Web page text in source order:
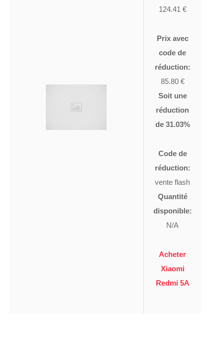
124.41 €
Prix avec
code de
réduction:
85.80 €
Soit une
réduction
de 31.03%
Code de
réduction:
vente flash
Quantité
disponible:
N/A
Acheter
Xiaomi
Redmi 5A